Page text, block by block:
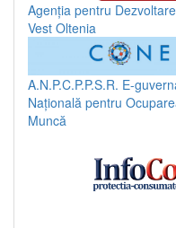
Agenția pentru
Vest Oltenia
A.N.P.C.P.P.S.R. E-
Națională pentru
Muncă